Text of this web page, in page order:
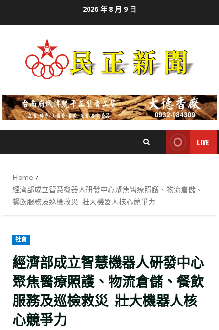
2026 年 8 月 9 日
LIVE
Home
經濟部成立智慧機器人研發中心聚焦醫療照護、物流倉儲、
餐飲服務及巡檢救災 壯大機器人核心競爭力
社會
經濟部成立智慧機器人研發中心
聚焦醫療照護、物流倉儲、餐飲
服務及巡檢救災 壯大機器人核
心競爭力